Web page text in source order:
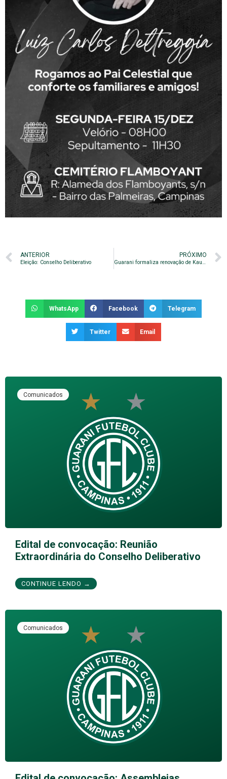
ANTERIOR
Eleição: Conselho Deliberativo
PRÓXIMO
Guarani formaliza renovação de Kauã Jesus
WhatsApp Facebook Telegram
Twitter Email
Comunicados
Edital de convocação: Reunião
Extraordinária do Conselho Deliberativo
CONTINUE LENDO →
Comunicados